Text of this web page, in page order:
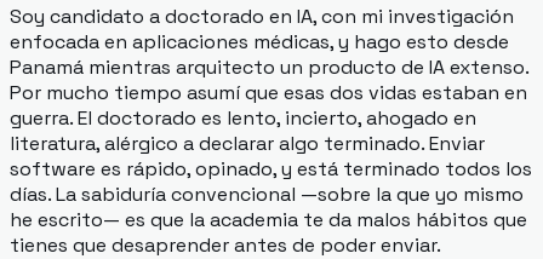
Soy candidato a doctorado en IA, con mi investigación
enfocada en aplicaciones médicas, y hago esto desde
Panamá mientras arquitecto un producto de IA extenso.
Por mucho tiempo asumí que esas dos vidas estaban en
guerra. El doctorado es lento, incierto, ahogado en
literatura, alérgico a declarar algo terminado. Enviar
software es rápido, opinado, y está terminado todos los
días. La sabiduría convencional —sobre la que yo mismo
he escrito— es que la academia te da malos hábitos que
tienes que desaprender antes de poder enviar.